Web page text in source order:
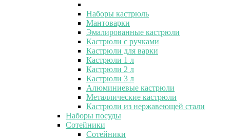
Наборы кастрюль
Мантоварки
Эмалированные кастрюли
Кастрюли с ручками
Кастрюли для варки
Кастрюли 1 л
Кастрюли 2 л
Кастрюли 3 л
Алюминиевые кастрюли
Металлические кастрюли
Кастрюли из нержавеющей стали
Наборы посуды
Сотейники
Сотейники